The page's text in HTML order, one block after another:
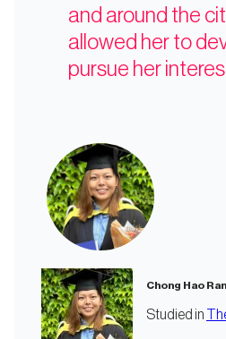
and around the
allowed her to
pursue her
Chong Hao Ran
Studied in